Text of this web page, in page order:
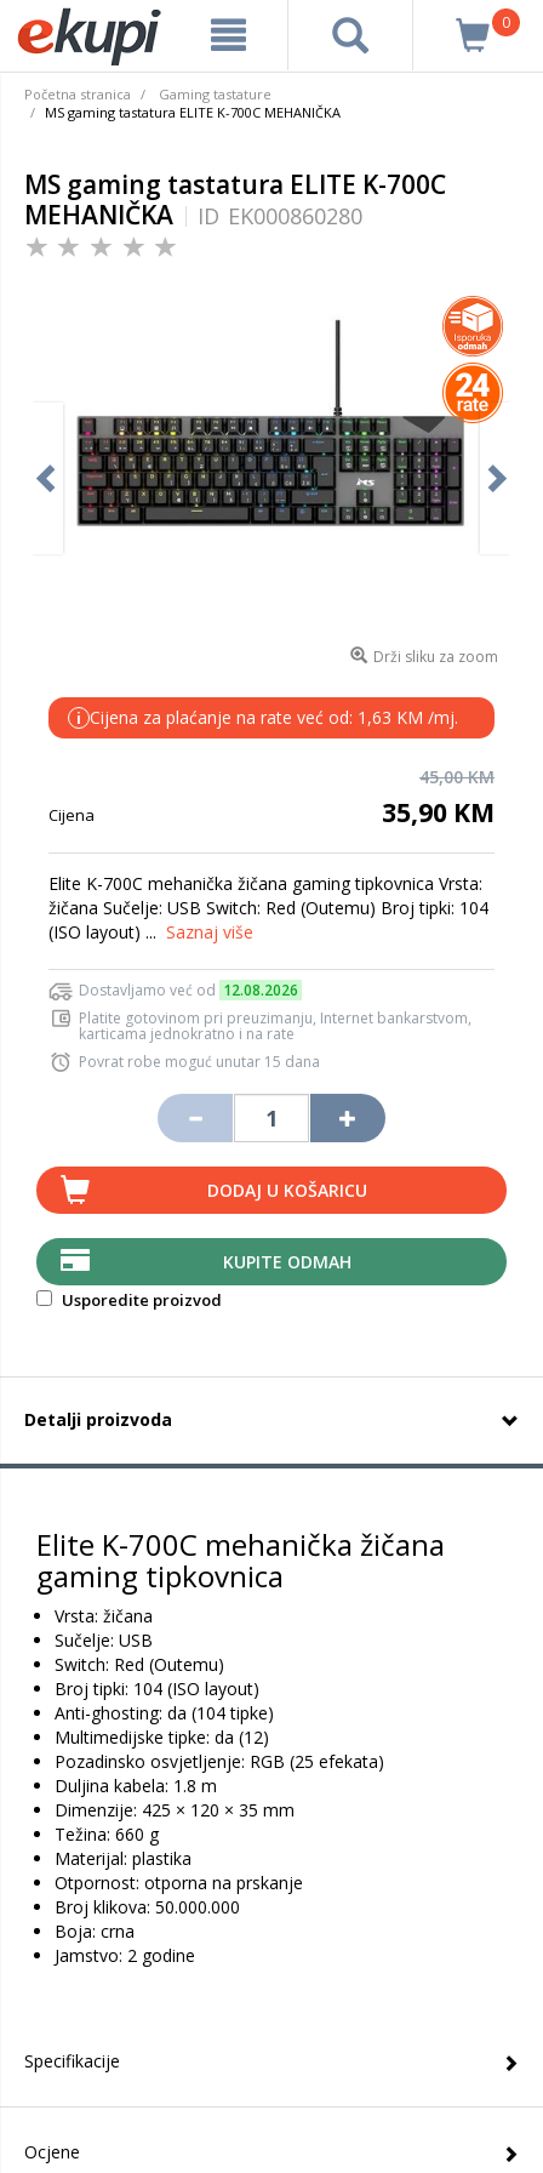
0
Početna stranica
Gaming tastature
MS gaming tastatura ELITE K-700C MEHANIČKA
MS gaming tastatura ELITE K-700C
MEHANIČKA
ID EK000860280
Drži sliku za zoom
i Cijena za plaćanje na rate već od: 1,63 KM /mj.
45,00 KM
Cijena 35,90 KM
Elite K-700C mehanička žičana gaming tipkovnica Vrsta:
žičana Sučelje: USB Switch: Red (Outemu) Broj tipki: 104
(ISO layout) ... Saznaj više
Dostavljamo već od 12.08.2026
Platite gotovinom pri preuzimanju, Internet bankarstvom,
karticama jednokratno i na rate
Povrat robe moguć unutar 15 dana
DODAJ U KOŠARICU
KUPITE ODMAH
Usporedite proizvod
Detalji proizvoda
Elite K-700C mehanička žičana
gaming tipkovnica
Vrsta: žičana
Sučelje: USB
Switch: Red (Outemu)
Broj tipki: 104 (ISO layout)
Anti-ghosting: da (104 tipke)
Multimedijske tipke: da (12)
Pozadinsko osvjetljenje: RGB (25 efekata)
Duljina kabela: 1.8 m
Dimenzije: 425 × 120 × 35 mm
Težina: 660 g
Materijal: plastika
Otpornost: otporna na prskanje
Broj klikova: 50.000.000
Boja: crna
Jamstvo: 2 godine
Specifikacije
Ocjene